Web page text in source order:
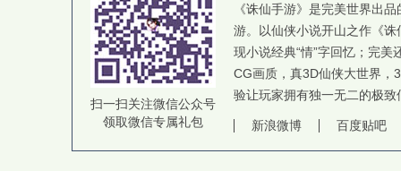
扫一扫关注微信公众号
领取微信专属礼包
《诛仙手游》是完美世界出
游。以仙侠小说开山之作《
现小说经典“情”字回忆；完
CG画质，真3D仙侠大世界，
验让玩家拥有独一无二的极致
新浪微博 百度贴吧